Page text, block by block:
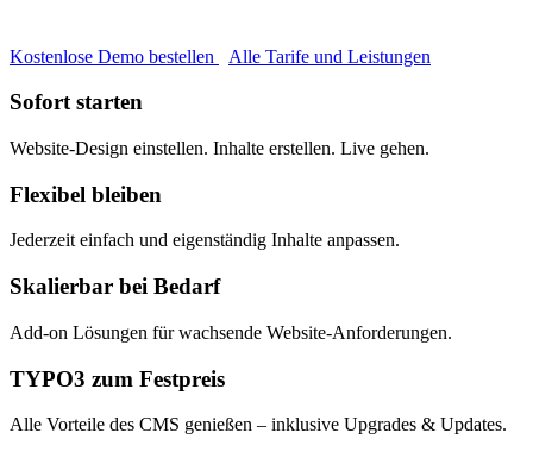
Kostenlose Demo bestellen Alle Tarife und Leistungen
Sofort starten
Website-Design einstellen. Inhalte erstellen. Live gehen.
Flexibel bleiben
Jederzeit einfach und eigenständig Inhalte anpassen.
Skalierbar bei Bedarf
Add-on Lösungen für wachsende Website-Anforderungen.
TYPO3 zum Festpreis
Alle Vorteile des CMS genießen – inklusive Upgrades & Updates.